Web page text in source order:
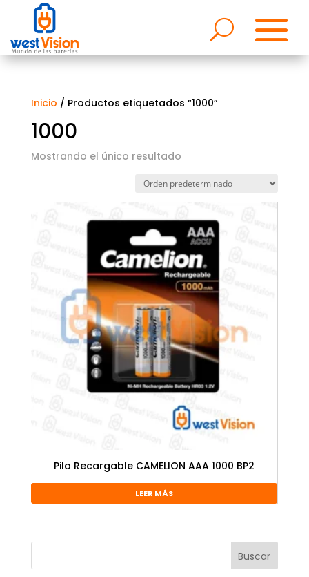
Inicio / Productos etiquetados “1000”
1000
Mostrando el único resultado
Pila Recargable CAMELION AAA 1000 BP2
LEER MÁS
Buscar